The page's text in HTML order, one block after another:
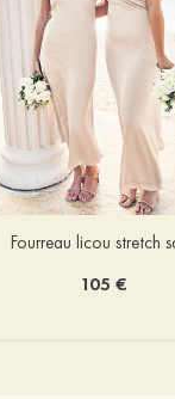
105 €